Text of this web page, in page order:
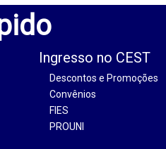
Ingresso no CEST
Descontos e Promoções
Convênios
FIES
PROUNI